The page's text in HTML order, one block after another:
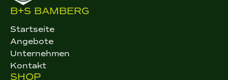
B+S BAMBERG
Startseite
Angebote
Unternehmen
Kontakt
SHOP